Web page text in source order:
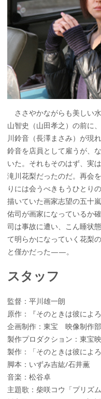
ささやかながらも美しい
山智史（山田孝之）の前に
川鈴音（長澤まさみ）が現
鈴音を店員として雇うが、
いた。それもそのはず、実
滝川花梨だったのだ。再会
りには会うべきもうひとり
描いていた画家志望の五十
佑司が画家になっているか
司は事故に遭い、こん睡状
て明らかになっていく花梨
と僅かだった——。
スタッフ
監督：平川雄一朗
原作：『そのときは彼によ
企画制作：東宝 映像制作部
製作プロダクション：東宝
製作：「そのときは彼によ
脚本：いずみ吉紘/石井薫
音楽：松谷卓
主題歌：柴咲コウ「プリズム